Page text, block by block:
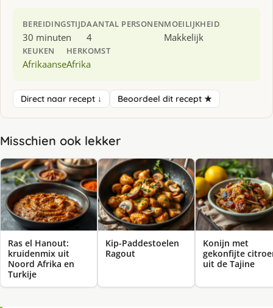
BEREIDINGSTIJD
30 minuten
AANTAL PERSONEN
4
MOEILIJKHEID
Makkelijk
KEUKEN
Afrikaanse
HERKOMST
Afrika
Direct naar recept ↓ Beoordeel dit recept ★
Misschien ook lekker
Ras el Hanout:
kruidenmix uit
Noord Afrika en
Turkije
Kip-Paddestoelen
Ragout
Konijn met
gekonfijte
uit de Tajine